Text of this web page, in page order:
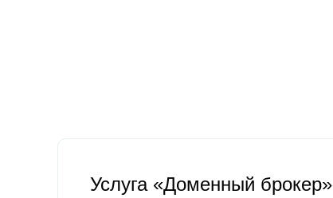
Услуга «Доменный брокер»